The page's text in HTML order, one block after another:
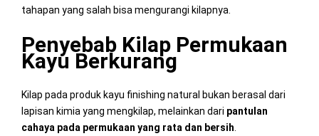
tahapan yang salah bisa mengurangi kilapnya.
Penyebab Kilap Permukaan
Kayu Berkurang
Kilap pada produk kayu finishing natural bukan berasal dari
lapisan kimia yang mengkilap, melainkan dari pantulan
cahaya pada permukaan yang rata dan bersih